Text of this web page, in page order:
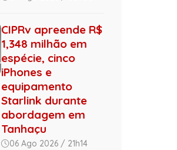
CIPRv apreende R$
1,348 milhão em
espécie, cinco
iPhones e
equipamento
Starlink durante
abordagem em
Tanhaçu
06 Ago 2026 / 21h14